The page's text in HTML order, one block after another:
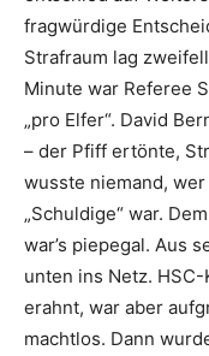
fragwürdige
Strafraum lag
Minute war Referee
„pro Elfer“. David
– der Pfiff ertönte,
wusste niemand,
„Schuldige“ war.
war’s piepegal. Aus
unten ins Netz.
erahnt, war aber
machtlos. Dann